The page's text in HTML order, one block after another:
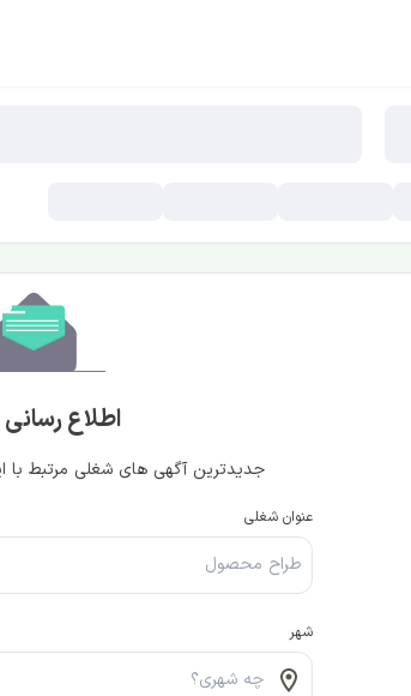
اطلاع
جدیدترین آگهی های شغلی مرتبط با
عنوان شغلی
شهر